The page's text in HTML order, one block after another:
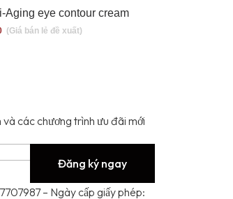
Aging eye contour cream
và các chương trình ưu đãi mới
Đăng ký ngay
– Ngày cấp giấy phép: